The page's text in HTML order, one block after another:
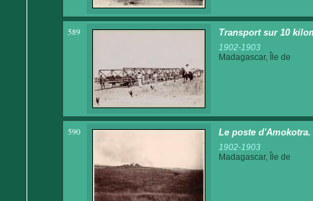
589 Transport sur 10
1902-1903
Madagascar, Île de
590 Le poste
1902-1903
Madagascar, Île de